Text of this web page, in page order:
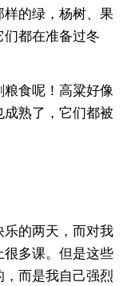
的绿，杨树、果
都在准备过冬
食呢！高粱好像
熟了，它们都被
乐的两天，而对我
多课。但是这些
而是我自己强烈